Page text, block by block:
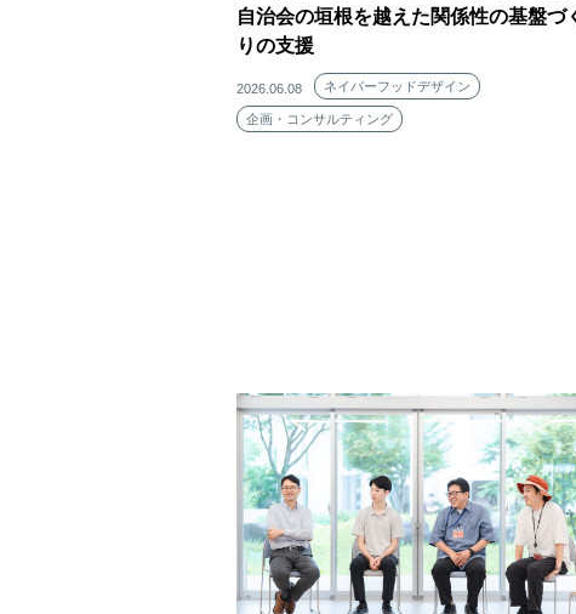
自治会の垣根を越えた関係性の基盤づ
りの支援
2026.06.08 ネイバーフッドデザイン
企画・コンサルティング